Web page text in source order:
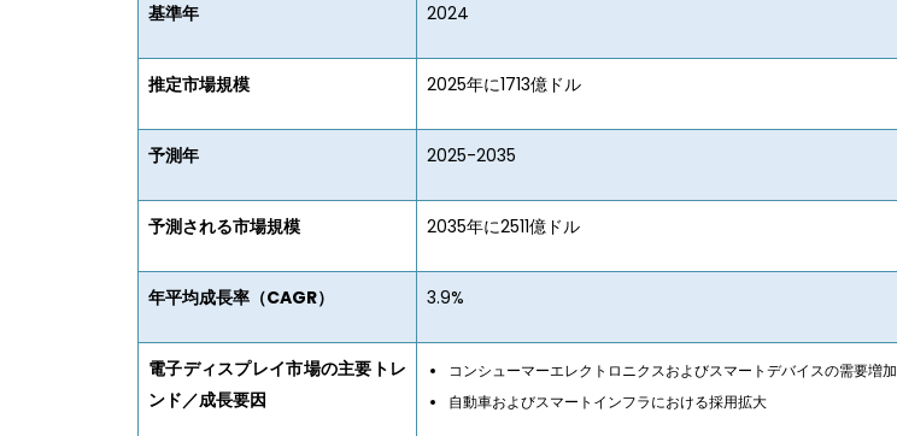
基準年 2024
推定市場規模 2025年に1713億ドル
予測年 2025-2035
予測される市場規模 2035年に2511億ドル
年平均成長率（CAGR） 3.9%
電子ディスプレイ市場の主要トレ
ンド／成長要因
コンシューマーエレクトロニクスおよびスマートデバイスの需要増加
自動車およびスマートインフラにおける採用拡大